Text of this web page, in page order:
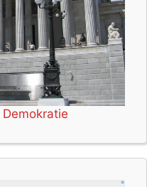
Demokratie